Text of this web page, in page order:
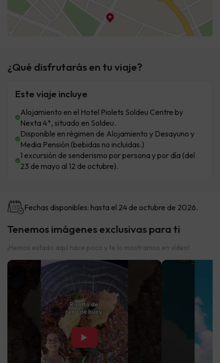
¿Qué disfrutarás en tu viaje?
Este viaje incluye
Alojamiento en el Hotel Piolets Soldeu Centre by
Nexta 4*, situado en Soldeu.
Disponible en régimen de Alojamiento y Desayuno y
Media Pensión (bebidas no incluidas.)
1 excursión de senderismo por persona y por día (del
23 de mayo al 12 de octubre).
Fechas disponibles: hasta el 24 de octubre de 2026.
Tenemos imágenes exclusivas para ti
¡Hemos estado aquí hace poco y te lo mostramos en vídeo!
▶